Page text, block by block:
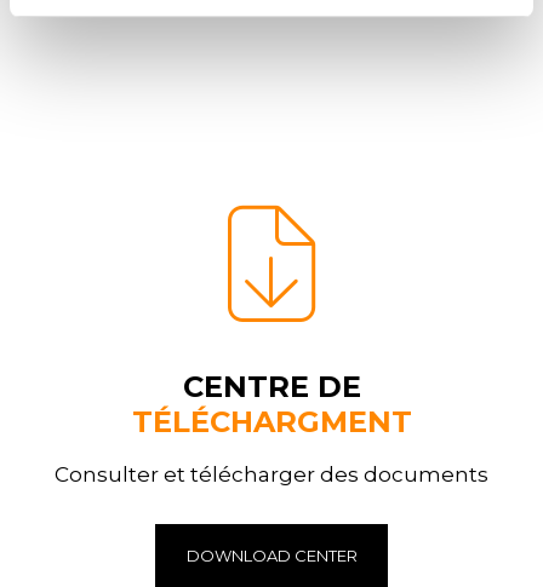
CENTRE DE
TÉLÉCHARGMENT
Consulter et télécharger des documents
DOWNLOAD CENTER